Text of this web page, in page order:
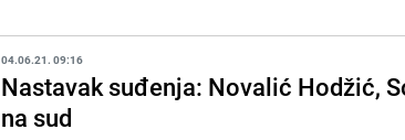
04.06.21. 09:16
Nastavak suđenja: Novalić Hodžić,
na sud